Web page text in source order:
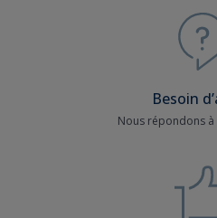
Besoin
Nous répondons